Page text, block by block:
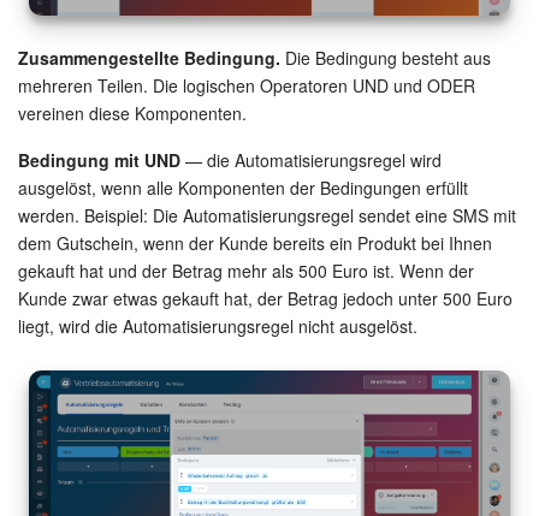
Zusammengestellte Bedingung. Die Bedingung besteht aus
mehreren Teilen. Die logischen Operatoren UND und ODER
vereinen diese Komponenten.
Bedingung mit UND — die Automatisierungsregel wird
ausgelöst, wenn alle Komponenten der Bedingungen erfüllt
werden. Beispiel: Die Automatisierungsregel sendet eine SMS mit
dem Gutschein, wenn der Kunde bereits ein Produkt bei Ihnen
gekauft hat und der Betrag mehr als 500 Euro ist. Wenn der
Kunde zwar etwas gekauft hat, der Betrag jedoch unter 500 Euro
liegt, wird die Automatisierungsregel nicht ausgelöst.